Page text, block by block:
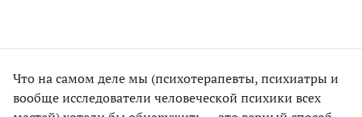
Что на самом деле мы (психотерапевты, психиатры и
вообще исследователи человеческой психики всех